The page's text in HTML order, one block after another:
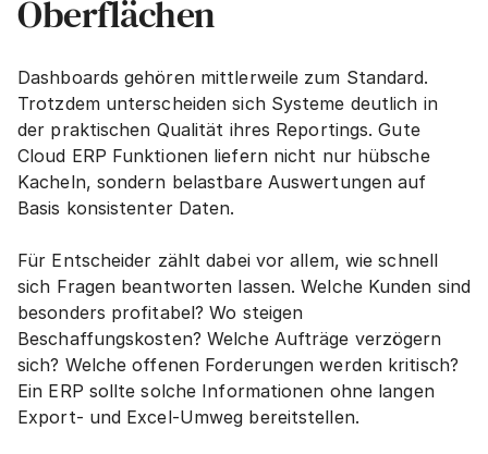
Oberflächen
Dashboards gehören mittlerweile zum Standard.
Trotzdem unterscheiden sich Systeme deutlich in
der praktischen Qualität ihres Reportings. Gute
Cloud ERP Funktionen liefern nicht nur hübsche
Kacheln, sondern belastbare Auswertungen auf
Basis konsistenter Daten.
Für Entscheider zählt dabei vor allem, wie schnell
sich Fragen beantworten lassen. Welche Kunden sind
besonders profitabel? Wo steigen
Beschaffungskosten? Welche Aufträge verzögern
sich? Welche offenen Forderungen werden kritisch?
Ein ERP sollte solche Informationen ohne langen
Export- und Excel-Umweg bereitstellen.